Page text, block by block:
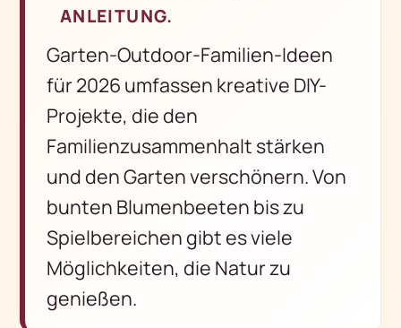
ANLEITUNG.
Garten-Outdoor-Familien-Ideen
für 2026 umfassen kreative DIY-
Projekte, die den
Familienzusammenhalt stärken
und den Garten verschönern. Von
bunten Blumenbeeten bis zu
Spielbereichen gibt es viele
Möglichkeiten, die Natur zu
genießen.